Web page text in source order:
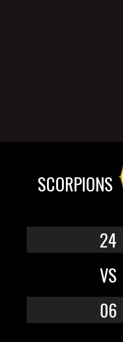
SCORPIONS
24
VS
06